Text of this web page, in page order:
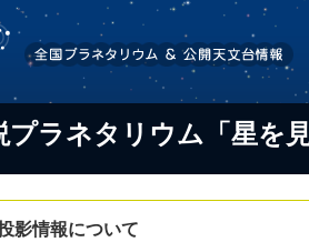
プラネタリウム「星を
影情報について